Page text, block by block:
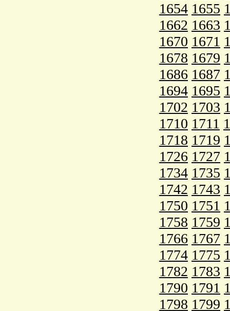
1654 1655
1662 1663
1670 1671
1678 1679
1686 1687
1694 1695
1702 1703
1710 1711
1718 1719
1726 1727
1734 1735
1742 1743
1750 1751
1758 1759
1766 1767
1774 1775
1782 1783
1790 1791
1798 1799